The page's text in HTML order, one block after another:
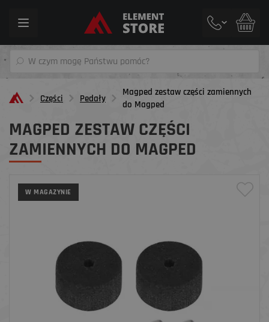
Toggle
Części Pedały
Magped zestaw części zamiennych
do Magped
MAGPED ZESTAW CZĘŚCI
ZAMIENNYCH DO MAGPED
W MAGAZYNIE